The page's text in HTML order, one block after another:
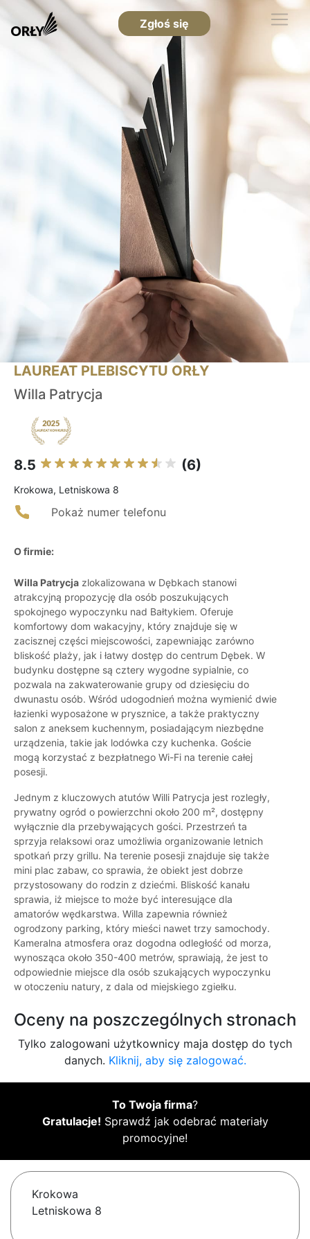
Zgłoś się
LAUREAT PLEBISCYTU ORŁY
Willa Patrycja
8.5 (6)
Krokowa, Letniskowa 8
Pokaż numer telefonu
O firmie:
Willa Patrycja zlokalizowana w Dębkach stanowi
atrakcyjną propozycję dla osób poszukujących
spokojnego wypoczynku nad Bałtykiem. Oferuje
komfortowy dom wakacyjny, który znajduje się w
zacisznej części miejscowości, zapewniając zarówno
bliskość plaży, jak i łatwy dostęp do centrum Dębek. W
budynku dostępne są cztery wygodne sypialnie, co
pozwala na zakwaterowanie grupy od dziesięciu do
dwunastu osób. Wśród udogodnień można wymienić dwie
łazienki wyposażone w prysznice, a także praktyczny
salon z aneksem kuchennym, posiadającym niezbędne
urządzenia, takie jak lodówka czy kuchenka. Goście
mogą korzystać z bezpłatnego Wi-Fi na terenie całej
posesji.
Jednym z kluczowych atutów Willi Patrycja jest rozległy,
prywatny ogród o powierzchni około 200 m², dostępny
wyłącznie dla przebywających gości. Przestrzeń ta
sprzyja relaksowi oraz umożliwia organizowanie letnich
spotkań przy grillu. Na terenie posesji znajduje się także
mini plac zabaw, co sprawia, że obiekt jest dobrze
przystosowany do rodzin z dziećmi. Bliskość kanału
sprawia, iż miejsce to może być interesujące dla
amatorów wędkarstwa. Willa zapewnia również
ogrodzony parking, który mieści nawet trzy samochody.
Kameralna atmosfera oraz dogodna odległość od morza,
wynosząca około 350-400 metrów, sprawiają, że jest to
odpowiednie miejsce dla osób szukających wypoczynku
w otoczeniu natury, z dala od miejskiego zgiełku.
Oceny na poszczególnych stronach
Tylko zalogowani użytkownicy maja dostęp do tych
danych. Kliknij, aby się zalogować.
To Twoja firma?
Gratulacje! Sprawdź jak odebrać materiały
promocyjne!
Krokowa
Letniskowa 8